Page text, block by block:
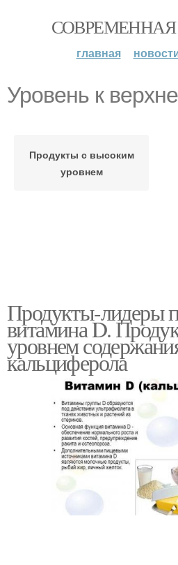
главная
Уровень к
Продукты с высоким
уровнем
Продукты-лидеры
витамина D.
уровнем
кальциферола